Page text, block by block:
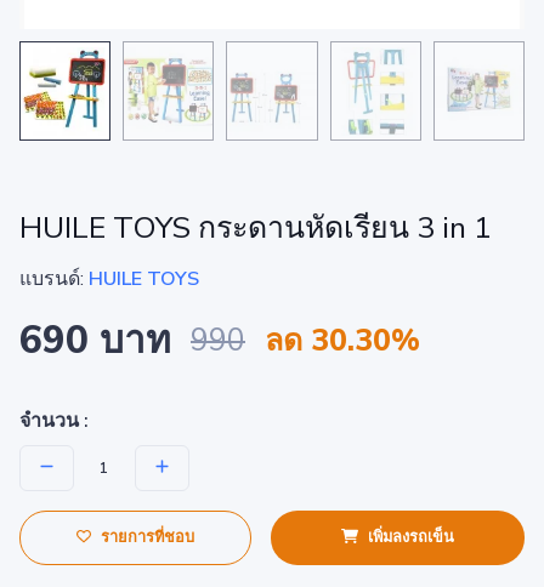
HUILE TOYS กระดานหัดเรียน 3 in 1
แบรนด์: HUILE TOYS
690 บาท 990 ลด 30.30%
จำนวน :
รายการที่ชอบ เพิ่มลงรถเข็น